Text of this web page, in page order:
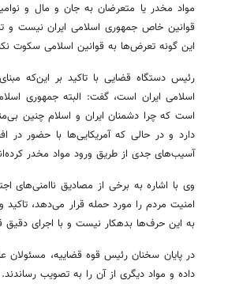
مواد مخدر یا متعرضان به جان و مال و
قوانین خاص جمهوری اسلامی ایران نیست و
این گونه تعرض‌ها به قوانین اسلامی سکوت
رئیس دستگاه قضایی با تاکید بر این‌که
اسلامی ایران است، گفت: البته جمهوری
است که چرا دشمنان ایران و اسلام چنین
دارد و در حالی که آمریکایی‌ها با حضور
آسیب‌های جدی از طریق ورود مواد مخدر
وی با اشاره به برخی از مصادیق ناامنی‌های
امنیت مردم را مورد حمله قرار می‌دهد،
به این حرف‌ها بدهکار نیست و با اجرای دقیق
در پایان سخنان رئیس قوه قضاییه، مسئولان
داده و مواد دیگری از آن را به تصویب رساندند.